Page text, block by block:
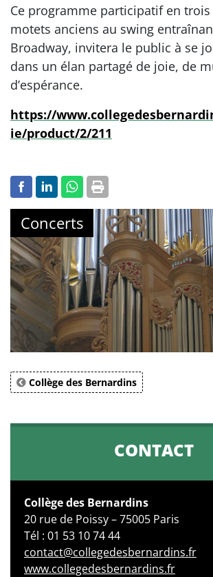
Ce programme participatif en
motets anciens au swing
Broadway, invitera le public à se
dans un élan partagé de joie, de
d’espérance.
https://
ie/product/2/211
Concerts
Collège des Bernardins
CONTACT
Collège des Bernardins
20 rue de Poissy – 75005 Paris
Tél : 01 53 10 74 44
contact@collegedesbernardins.fr
www.collegedesbernardins.fr